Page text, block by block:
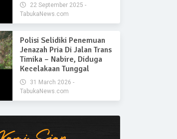
22 September 2025 -
TabukaNews.com
Polisi Selidiki Penemuan
Jenazah Pria Di Jalan Trans
Timika – Nabire, Diduga
Kecelakaan Tunggal
31 March 2026 -
TabukaNews.com